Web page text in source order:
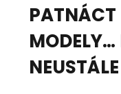
PATNÁCT